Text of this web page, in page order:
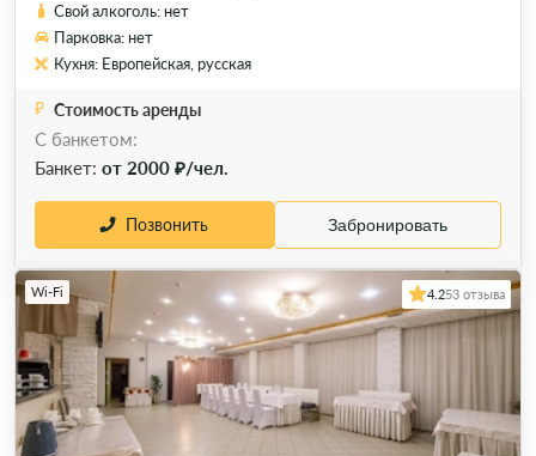
Свой алкоголь: нет
Парковка: нет
Кухня: Европейская, русская
Стоимость аренды
С банкетом:
Банкет: от 2000 ₽/чел.
Позвонить Забронировать
Wi-Fi 4.253 отзыва